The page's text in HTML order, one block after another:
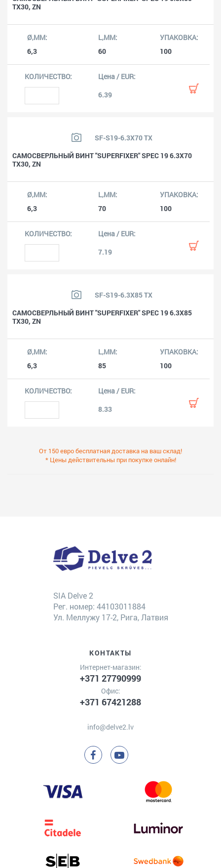
TX30, ZN
6,3 60 100
6.39
SF-S19-6.3X70 TX
САМОСВЕРЛЬНЫЙ ВИНТ "SUPERFIXER" SPEC 19 6.3X70
TX30, ZN
6,3 70 100
7.19
SF-S19-6.3X85 TX
САМОСВЕРЛЬНЫЙ ВИНТ "SUPERFIXER" SPEC 19 6.3X85
TX30, ZN
6,3 85 100
8.33
От 150 евро бесплатная доставка на ваш склад!
* Цены действительны при покупке онлайн!
SIA Delve 2
Рег. номер: 44103011884
Ул. Меллужу 17-2, Рига, Латвия
КОНТАКТЫ
Интернет-магазин:
+371 27790999
Офис:
+371 67421288
info@delve2.lv